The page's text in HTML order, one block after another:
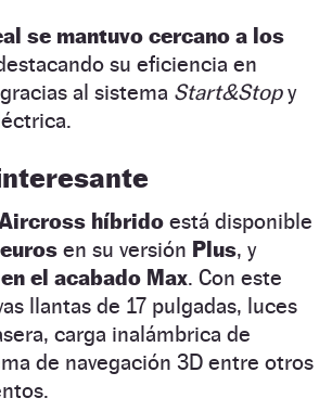
se mantuvo cercano a los
su eficiencia en
al sistema Start&Stopy
híbrido está disponible
en su versión Plus, y
el acabado Max. Con este
llantas de 17 pulgadas, luces
carga inalámbrica de
de navegación 3D entre otros